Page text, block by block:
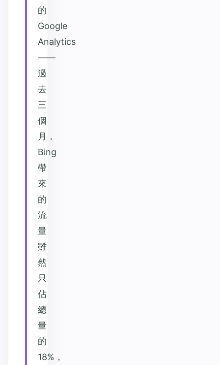
的
Google
Analytics
——
過
去
三
個
月，
Bing
帶
來
的
流
量
雖
然
只
佔
總
量
的
18%，